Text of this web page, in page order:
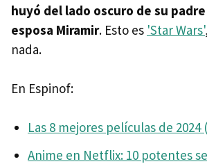
huyó del lado oscuro de su
esposa Miramir. Esto es 'Star Wars'
nada.
En Espinof:
Las 8 mejores películas de 2024
Anime en Netflix: 10 potentes